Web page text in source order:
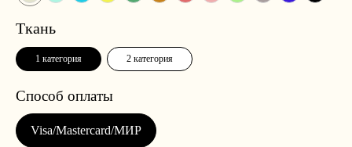
Ткань
1 категория 2 категория